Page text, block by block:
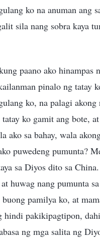
ko na anuman ang
sila nang sobra kaya
paano ako hinampas
pinalo ng tatay
ko, na palagi
ko gamit ang bote,
ako sa bahay, wala
puwedeng pumunta?
sa Diyos dito sa
huwag nang pumunta
pamilya ko, at
hindi pakikipagtipon,
ng mga salita ng